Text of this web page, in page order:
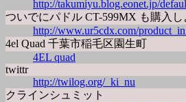
http://takumiyu.blog.eonet.jp/
ついでにパドル CT-599MX も購入し
http://www.ur5cdx.com/
4el Quad 千葉市稲毛区園生町
4EL quad
twittr
http://twilog.org/_ki_nu
クラインシュミット